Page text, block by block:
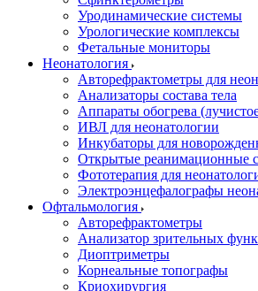
Уродинамические системы
Урологические комплексы
Фетальные мониторы
Неонатология
Авторефрактометры для
Анализаторы состава тела
Аппараты обогрева
ИВЛ для неонатологии
Инкубаторы для
Открытые реанимационные
Фототерапия для
Электроэнцефалографы
Офтальмология
Авторефрактометры
Анализатор зрительных
Диоптриметры
Корнеальные топографы
Криохирургия